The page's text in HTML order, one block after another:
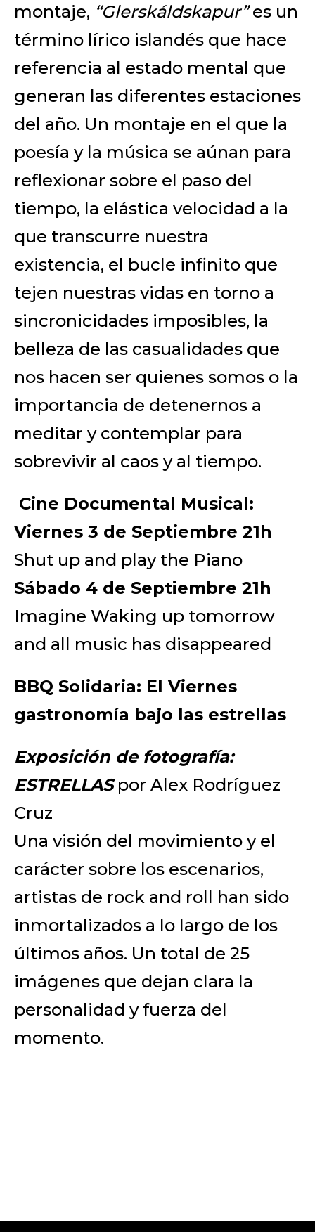
montaje, “Glerskáldskapur”es un
término lírico islandés que hace
referencia al estado mental que
generan las diferentes estaciones
del año. Un montaje en el que la
poesía y la música se aúnan para
reflexionar sobre el paso del
tiempo, la elástica velocidad a la
que transcurre nuestra
existencia, el bucle infinito que
tejen nuestras vidas en torno a
sincronicidades imposibles, la
belleza de las casualidades que
nos hacen ser quienes somos o la
importancia de detenernos a
meditar y contemplar para
sobrevivir al caos y al tiempo.
Cine Documental Musical:
Viernes 3 de Septiembre 21h
Shut up and play the Piano
Sábado 4 de Septiembre 21h
Imagine Waking up tomorrow
and all music has disappeared
BBQ Solidaria: El Viernes
gastronomía bajo las estrellas
Exposición de fotografía:
ESTRELLASpor Alex Rodríguez
Cruz
Una visión del movimiento y el
carácter sobre los escenarios,
artistas de rock and roll han sido
inmortalizados a lo largo de los
últimos años. Un total de 25
imágenes que dejan clara la
personalidad y fuerza del
momento.